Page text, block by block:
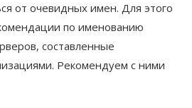
от очевидных имен. Для этого
по именованию
составленные
Рекомендуем с ними